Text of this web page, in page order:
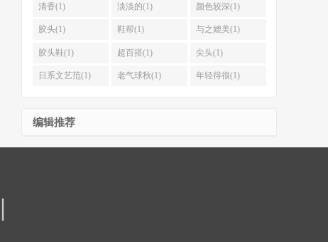
清香(1) 淡淡的(1) 颜色较深(1)
胶头(1) 鞋帮(1) 与之媲美(1)
胶头鞋(1) 超百搭(1) 尖头(1)
日系文艺范(1) 老气球秋(1) 年轻得很(1)
编辑推荐